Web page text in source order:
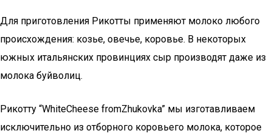
Для приготовления Рикотты применяют молоко любого
происхождения: козье, овечье, коровье. В некоторых
южных итальянских провинциях сыр производят даже из
молока буйволиц.
Рикотту “WhiteCheese fromZhukovka” мы изготавливаем
исключительно из отборного коровьего молока, которое